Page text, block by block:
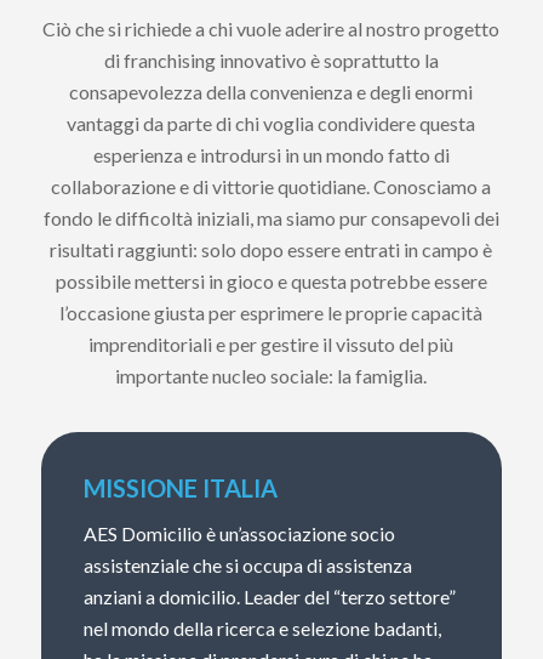
Ciò che si richiede a chi vuole aderire al nostro progetto
di franchising innovativo è soprattutto la
consapevolezza della convenienza e degli enormi
vantaggi da parte di chi voglia condividere questa
esperienza e introdursi in un mondo fatto di
collaborazione e di vittorie quotidiane. Conosciamo a
fondo le difficoltà iniziali, ma siamo pur consapevoli dei
risultati raggiunti: solo dopo essere entrati in campo è
possibile mettersi in gioco e questa potrebbe essere
l’occasione giusta per esprimere le proprie capacità
imprenditoriali e per gestire il vissuto del più
importante nucleo sociale: la famiglia.
MISSIONE ITALIA
AES Domicilio è un’associazione socio
assistenziale che si occupa di assistenza
anziani a domicilio. Leader del “terzo settore”
nel mondo della ricerca e selezione badanti,